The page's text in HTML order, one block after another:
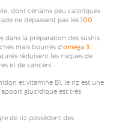
dont certains peu caloriques
ne dépassent pas les100
dans la préparation des sushis
mais bourrés d'oméga 3
réduisent les risques de
et de cancers.
et vitamine B1, le riz est une
glucidique est très
de riz possèdent des